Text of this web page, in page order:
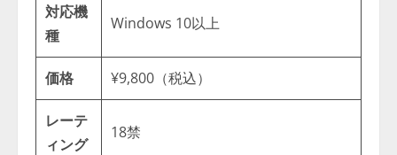
対応機
種
Windows 10以上
価格 ¥9,800（税込）
レーテ
ィング
18禁